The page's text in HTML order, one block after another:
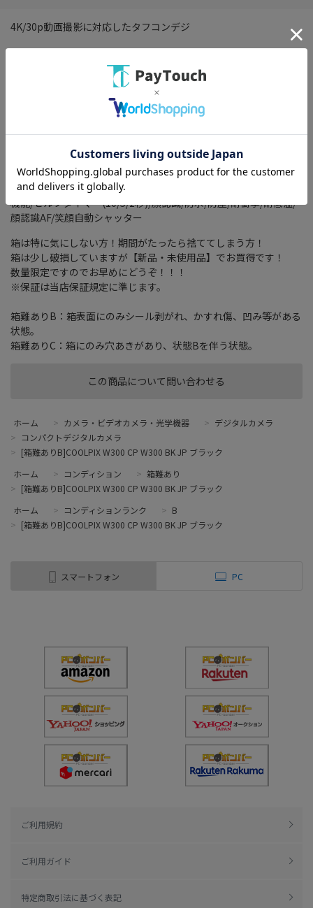
この商品について問い合わせる
4K/30p動画撮影に対応したタフコンデジ
焦点距離： 24mm-120mm
記録メディア： SD/SDHC/SDXCカード
動画記録画素数： 3840x2160
本体機能： Bluetooth対応(常時接続)/Wi-Fi/PictBridge対応/手ブ
レ補正機構(レンズシフト方式/電子式)/タイムラプス/AF自動追尾
機能/セルフタイマー(10/5/2秒)/顔認識/防水/防塵/耐衝撃/耐低温/
顔認識AF/笑顔自動シャッター
箱は特に気にしない方！期間がたったら捨ててしまう方！
箱は少し破損していますが【新品・未使用品】でお買得です！
数量限定ですのでお早めにどうぞ！！！
※保証は当店保証規定に準じます。
箱難ありB：箱表面にのみシール剥がれ、かすれ傷、凹み等がある
状態。
箱難ありC：箱にのみ穴あきがあり、状態Bを伴う状態。
ホーム > カメラ・ビデオカメラ・光学機器 > デジタルカメラ
> コンパクトデジタルカメラ
> [箱難ありB]COOLPIX W300 CP W300 BK JP ブラック
ホーム
> コンディション > 箱難あり
> [箱難ありB]COOLPIX W300 CP W300 BK JP ブラック
ホーム
> コンディションランク > B
> [箱難ありB]COOLPIX W300 CP W300 BK JP ブラック
スマートフォン PC
ご利用規約
ご利用ガイド
特定商取引法に基づく表記